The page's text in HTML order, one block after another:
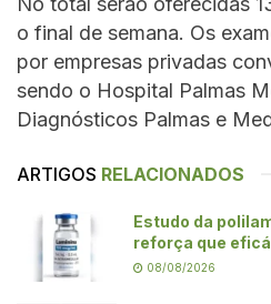
o final de semana. Os
por empresas privadas
sendo o Hospital Palmas
Diagnósticos Palmas e
ARTIGOS RELACIONADOS
Estudo da
reforça que
08/08/2026